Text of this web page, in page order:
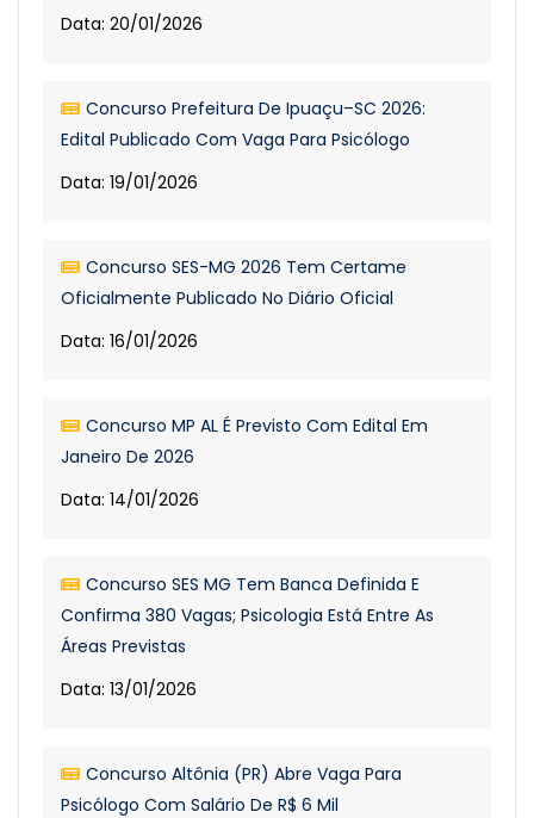
Data: 20/01/2026
Concurso Prefeitura De Ipuaçu–SC 2026:
Edital Publicado Com Vaga Para Psicólogo
Data: 19/01/2026
Concurso SES-MG 2026 Tem Certame
Oficialmente Publicado No Diário Oficial
Data: 16/01/2026
Concurso MP AL É Previsto Com Edital Em
Janeiro De 2026
Data: 14/01/2026
Concurso SES MG Tem Banca Definida E
Confirma 380 Vagas; Psicologia Está Entre As
Áreas Previstas
Data: 13/01/2026
Concurso Altônia (PR) Abre Vaga Para
Psicólogo Com Salário De R$ 6 Mil